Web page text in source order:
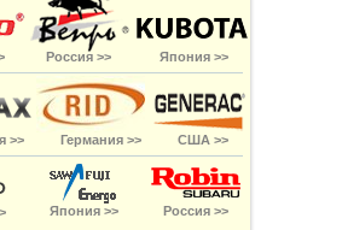
Германия >>
Россия >> Япония >>
>> США >>
Япония >> Россия >>